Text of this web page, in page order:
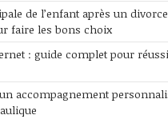
de l’enfant après un
faire les bons choix
: guide complet pour
accompagnement